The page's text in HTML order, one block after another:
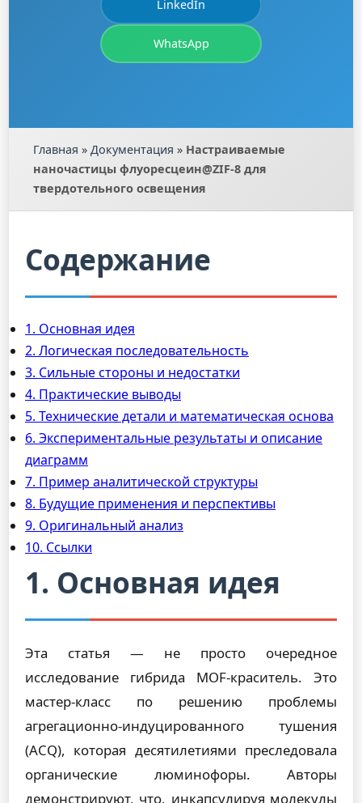
LinkedIn
WhatsApp
Главная » Документация » Настраиваемые
наночастицы флуоресцеин@ZIF-8 для
твердотельного освещения
Содержание
1. Основная идея
2. Логическая последовательность
3. Сильные стороны и недостатки
4. Практические выводы
5. Технические детали и математическая основа
6. Экспериментальные результаты и описание
диаграмм
7. Пример аналитической структуры
8. Будущие применения и перспективы
9. Оригинальный анализ
10. Ссылки
1. Основная идея
Эта статья — не просто очередное
исследование гибрида MOF-краситель. Это
мастер-класс по решению проблемы
агрегационно-индуцированного тушения
(ACQ), которая десятилетиями преследовала
органические люминофоры. Авторы
демонстрируют, что, инкапсулируя молекулы